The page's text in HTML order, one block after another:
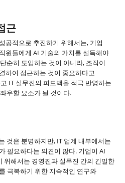
근
공적으로 추진하기 위해서는, 기업
원들에게 AI 기술의 가치를 설득해야
순히 도입하는 것이 아니라, 조직이
하여 접근하는 것이 중요하다고
IT 실무진의 피드백을 적극 반영하는
우할 요소가 될 것이다.
것은 분명하지만, IT 업계 내부에서는
필요하다는 의견이 많다. 기업이 AI
위해서는 경영진과 실무진 간의 긴밀한
극복하기 위한 지속적인 연구와